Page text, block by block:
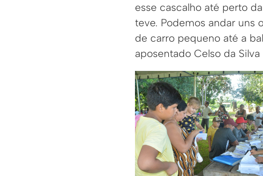
esse cascalho até perto
teve. Podemos andar uns
de carro pequeno até a
aposentado Celso da